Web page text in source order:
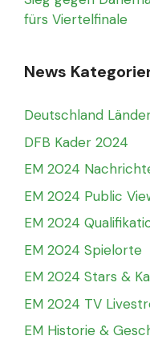
fürs Viertelfinale
News
Deutschland
DFB Kader 2024
EM 2024
EM 2024 Public
EM 2024
EM 2024 Spielorte
EM 2024 Stars &
EM 2024 TV
EM Historie &